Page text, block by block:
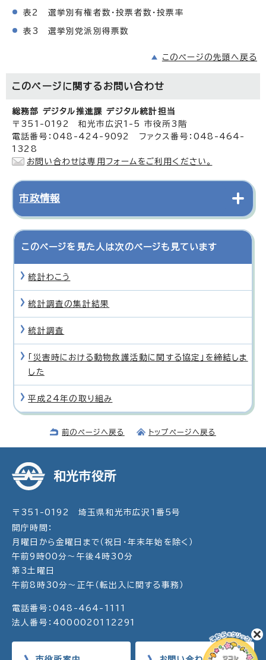
表2 選挙別有権者数・投票者数・投票率
表3 選挙別党派別得票数
このページの先頭へ戻る
このページに関する お問い合わせ
総務部 デジタル推進課 デジタル統計担当
〒351-0192 和光市広沢1-5 市役所3階
電話番号：048-424-9092 ファクス番号：048-464-
1328
お問い合わせは専用フォームをご利用ください。
市政情報
このページを見た人は次のページも見ています
統計わこう
統計調査の集計結果
統計調査
「災害時における動物救護活動に関する協定」を締結しま
した
平成24年の取り組み
前のページへ戻る トップページへ戻る
和光市役所
〒351-0192 埼玉県和光市広沢1番5号
開庁時間：
月曜日から金曜日まで（祝日・年末年始を除く）
午前9時00分～午後4時30分
第3土曜日
午前8時30分～正午（転出入に関する事務）
電話番号：048-464-1111
法人番号：4000020112291